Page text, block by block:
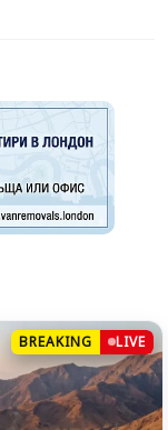
BREAKING LIVE